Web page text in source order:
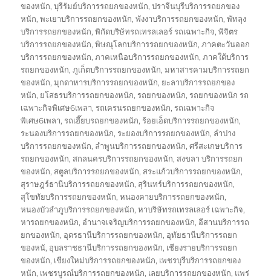
ของหนัก,บุรีรัมย์บริการรถยกของหนัก,ปราจีนบุรีบริการรถยกของ
หนัก,พะเยาบริการรถยกของหนัก,พังงาบริการรถยกของหนัก,พัทลุง
บริการรถยกของหนัก,พิกัดบริษัทรถเทรลเลอร์ รถเฉพาะกิจ,พิจิตร
บริการรถยกของหนัก,พิษณุโลกบริการรถยกของหนัก,ภาคตะวันออก
บริการรถยกของหนัก,ภาคเหนือบริการรถยกของหนัก,ภาคใต้บริการ
รถยกของหนัก,ภูเก็ตบริการรถยกของหนัก,มหาสารคามบริการรถยก
ของหนัก,มุกดาหารบริการรถยกของหนัก, ยะลาบริการรถยกของ
หนัก, ยโสธรบริการรถยกของหนัก,รถยกของหนัก,รถยกของหนัก รถ
เฉพาะกิจพิเศษ6เพลา,รถเครนรถยกของหนัก,รถเฉพาะกิจ
พิเศษ6เพลา,รถเฮี๊ยบรถยกของหนัก,ร้อยเอ็ดบริการรถยกของหนัก,
ระนองบริการรถยกของหนัก,ระยองบริการรถยกของหนัก, ลำปาง
บริการรถยกของหนัก, ลำพูนบริการรถยกของหนัก,ศรีสะเกษบริการ
รถยกของหนัก, สกลนครบริการรถยกของหนัก, สงขลา บริการรถยก
ของหนัก, สตูลบริการรถยกของหนัก, สระแก้วบริการรถยกของหนัก,
สุราษฎร์ธานีบริการรถยกของหนัก, สุรินทร์บริการรถยกของหนัก,
สุโขทัยบริการรถยกของหนัก,หนองคายบริการรถยกของหนัก,
หนองบัวลำภูบริการรถยกของหนัก,หาบริษัทรถเทรลเลอร์ เฉพาะกิจ,
หารถยกของหนัก, อำนาจเจริญบริการรถยกของหนัก, อีสานบริการรถ
ยกของหนัก, อุดรธานีบริการรถยกของหนัก, อุทัยธานีบริการรถยก
ของหนั, อุบลราชธานีบริการรถยกของหนัก, เชียงรายบริการรถยก
ของหนัก, เชียงใหม่บริการรถยกของหนัก, เพชรบุรีบริการรถยกของ
หนัก, เพชรบูรณ์บริการรถยกของหนัก, เลยบริการรถยกของหนัก, แพร่